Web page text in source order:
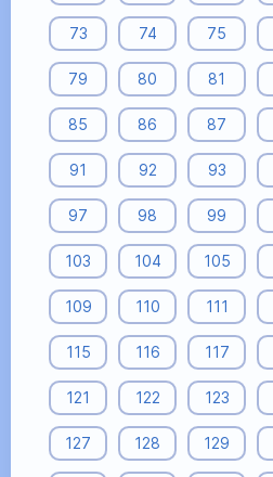
73 74 75
79 80 81
85 86 87
91 92 93
97 98 99
103 104 105
109 110 111
115 116 117
121 122 123
127 128 129